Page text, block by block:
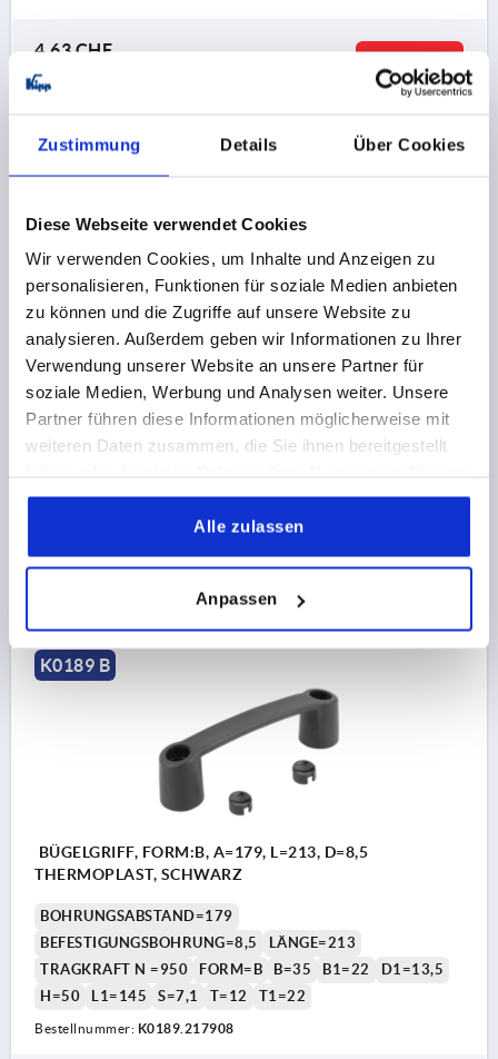
Zustimmung Details Über Cookies
Diese Webseite verwendet Cookies
Wir verwenden Cookies, um Inhalte und Anzeigen zu
personalisieren, Funktionen für soziale Medien anbieten
zu können und die Zugriffe auf unsere Website zu
analysieren. Außerdem geben wir Informationen zu Ihrer
Verwendung unserer Website an unsere Partner für
soziale Medien, Werbung und Analysen weiter. Unsere
Partner führen diese Informationen möglicherweise mit
weiteren Daten zusammen, die Sie ihnen bereitgestellt
gesammelt haben.
Alle zulassen
Anpassen
4,63 CHF
zzgl. Versandkosten
K0189 B
BÜGELGRIFF, FORM:B, A=132, L=163, D=8,5
THERMOPLAST, SCHWARZ
BOHRUNGSABSTAND=132
BEFESTIGUNGSBOHRUNG=8,5
LÄNGE=163
TRAGKRAFT N =950
FORM=B B=31 B1=20
D1=13,5
7,14 CHF
K0189 B
BÜGELGRIFF, FORM:B, A=179, L=213, D=8,5
THERMOPLAST, SCHWARZ
BOHRUNGSABSTAND=179
BEFESTIGUNGSBOHRUNG=8,5
LÄNGE=213
TRAGKRAFT N =950
FORM=B B=35 B1=22
D1=13,5
H=50
L1=145 S=7,1 T=12 T1=22
Bestellnummer: K0189.217908